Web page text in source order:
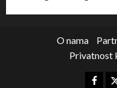
O nama
Privatnost